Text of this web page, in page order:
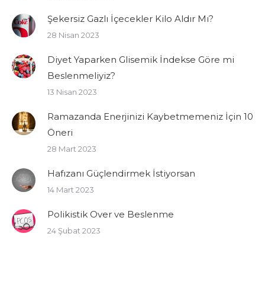
Şekersiz Gazlı İçecekler Kilo Aldır Mı?
28 Nisan 2023
Diyet Yaparken Glisemik İndekse Göre mi
Beslenmeliyiz?
13 Nisan 2023
Ramazanda Enerjinizi Kaybetmemeniz İçin 10
Öneri
28 Mart 2023
Hafızanı Güçlendirmek İstiyorsan
14 Mart 2023
Polikistik Over ve Beslenme
24 Şubat 2023